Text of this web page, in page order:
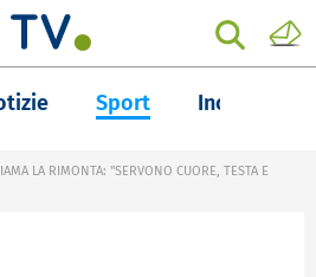
Sport Inchieste
LA RIMONTA: "SERVONO CUORE, TESTA E